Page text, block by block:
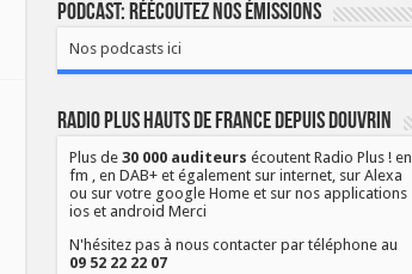
Podcast: Réécoutez nos émissions
Nos podcasts ici
Radio Plus Hauts de France depuis Douvrin
Plus de 30 000 auditeurs écoutent Radio Plus ! en
fm , en DAB+ et également sur internet, sur Alexa
ou sur votre google Home et sur nos applications
ios et android Merci
N'hésitez pas à nous contacter par téléphone au
09 52 22 22 07